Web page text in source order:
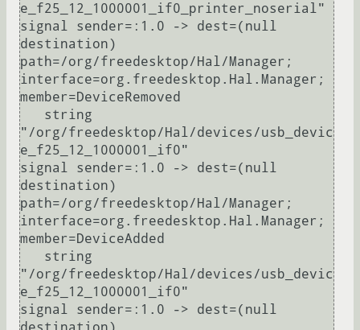
e_f25_12_1000001_if0_printer_noserial"
signal sender=:1.0 -> dest=(null
destination)
path=/org/freedesktop/Hal/Manager;
interface=org.freedesktop.Hal.Manager;
member=DeviceRemoved
"/org/freedesktop/Hal/devices/usb_devic
e_f25_12_1000001_if0"
signal sender=:1.0 -> dest=(null
destination)
path=/org/freedesktop/Hal/Manager;
interface=org.freedesktop.Hal.Manager;
member=DeviceAdded
"/org/freedesktop/Hal/devices/usb_devic
e_f25_12_1000001_if0"
signal sender=:1.0 -> dest=(null